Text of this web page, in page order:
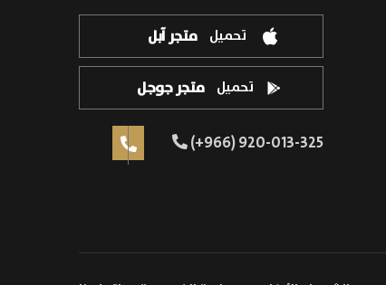
تحميل متجر آبل
تحميل متجر جوجل
(+966) 920-013-325